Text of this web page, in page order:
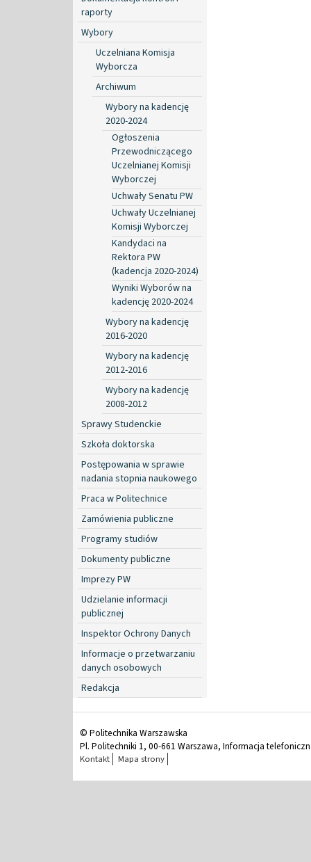
raporty
Wybory
Uczelniana Komisja
Wyborcza
Archiwum
Wybory na kadencję
2020-2024
Ogłoszenia
Przewodniczącego
Uczelnianej Komisji
Wyborczej
Uchwały Senatu PW
Uchwały Uczelnianej
Komisji Wyborczej
Kandydaci na
Rektora PW
(kadencja 2020-2024)
Wyniki Wyborów na
kadencję 2020-2024
Wybory na kadencję
2016-2020
Wybory na kadencję
2012-2016
Wybory na kadencję
2008-2012
Sprawy Studenckie
Szkoła doktorska
Postępowania w sprawie
nadania stopnia naukowego
Praca w Politechnice
Zamówienia publiczne
Programy studiów
Dokumenty publiczne
Imprezy PW
Udzielanie informacji
publicznej
Inspektor Ochrony Danych
Informacje o przetwarzaniu
danych osobowych
Redakcja
© Politechnika Warszawska
Pl. Politechniki 1, 00-661 Warszawa, Informacja
Kontakt Mapa strony